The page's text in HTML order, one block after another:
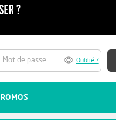
Oublié ?